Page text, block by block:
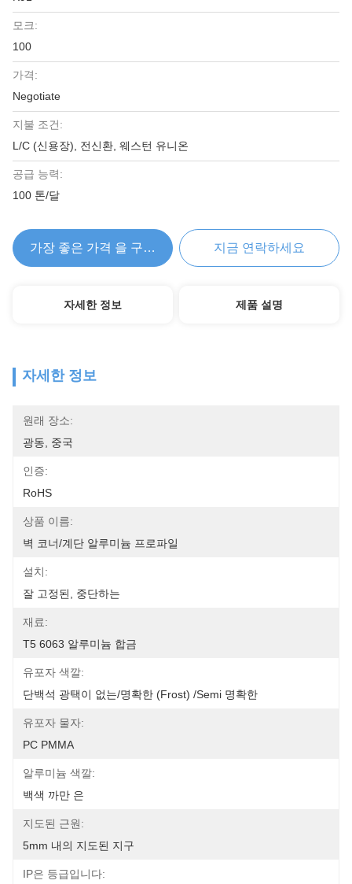
모크:
100
가격:
Negotiate
지불 조건:
L/C (신용장), 전신환, 웨스턴 유니온
공급 능력:
100 톤/달
가장 좋은 가격 을 구하라 지금 연락하세요
자세한 정보 제품 설명
자세한 정보
원래 장소:
광동, 중국
인증:
RoHS
상품 이름:
벽 코너/계단 알루미늄 프로파일
설치:
잘 고정된, 중단하는
재료:
T5 6063 알루미늄 합금
유포자 색깔:
단백석 광택이 없는/명확한 (Frost) /Semi 명확한
유포자 물자:
PC PMMA
알루미늄 색깔:
백색 까만 은
지도된 근원:
5mm 내의 지도된 지구
IP은 등급입니다: